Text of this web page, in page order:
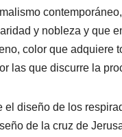
y nobleza y que
color que adquiere
las que discurre la
el diseño de los
de la cruz de